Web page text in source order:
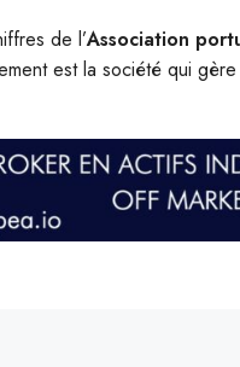
de l’Association
est la société qui